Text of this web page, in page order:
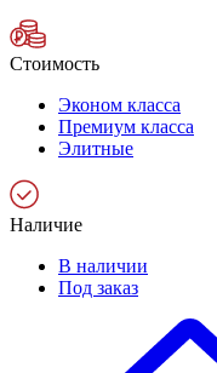
Стоимость
Эконом класса
Премиум класса
Элитные
Наличие
В наличии
Под заказ